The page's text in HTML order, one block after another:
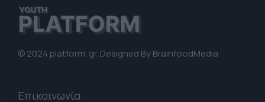
© 2024 platform. gr. Designed ByBrainfoodMedia
Επικοινωνία